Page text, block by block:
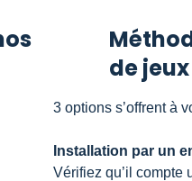
de jeux
3 options s’offrent à
Installation par un
Vérifiez qu’il compte